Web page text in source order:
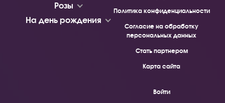
Розы
На день рождения
Политика конфиденциальности
Согласие на обработку
персональных данных
Стать партнером
Карта сайта
Войти